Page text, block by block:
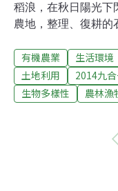
稻浪，在秋日陽光下
農地，整理、復耕
的棲地。而最近參
列入政見，顯見打造
13號 繞半個台灣第
具信心，但因分工上
的向心力，於是一
有機農業 生活環境
土地利用
2014九
生物多樣性
農林漁